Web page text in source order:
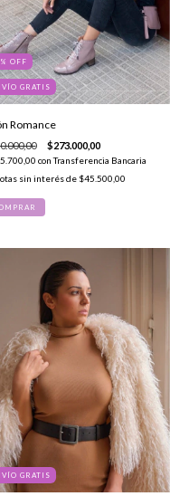
% OFF
GRATIS
Romance
$273.000,00
con Transferencia Bancaria
sin interés de $45.500,00
GRATIS